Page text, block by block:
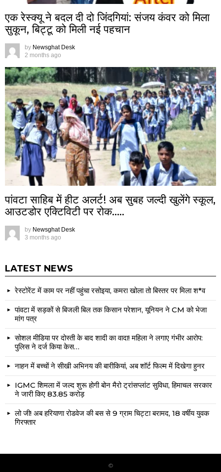
एक रेस्क्यू ने बदल दी दो जिंदगियां: संजय कंवर को मिला
सुकून, बिट्टू को मिली नई पहचान
by Newsghat Desk
2 months ago
पांवटा साहिब में हीट अलर्ट! अब सुबह जल्दी खुलेंगे स्कूल,
आउटडोर एक्टिविटी पर रोक…..
by Newsghat Desk
3 months ago
LATEST NEWS
रेस्टोरेंट में काम पर नहीं पहुंचा रसोइया, कमरा खोला तो बिस्तर पर मिला श*व
पांवटा में सड़कों से बिजली बिल तक किसान परेशान, यूनियन ने CM को भेजा
मांग पत्र
सोशल मीडिया पर दोस्ती के बाद शादी का वादा! महिला ने लगाए गंभीर आरोप:
पुलिस ने दर्ज किया केस…
नाहन में बच्चों ने सीखी अभिनय की बारीकियां, अब शॉर्ट फिल्म में दिखेगा हुनर
IGMC शिमला में जल्द शुरू होगी बोन मैरो ट्रांसप्लांट सुविधा, हिमाचल सरकार
ने जारी किए ₹83.85 करोड़
लो जी! अब हरियाणा रोडवेज की बस से 9 ग्राम चिट्टा बरामद, 18 वर्षीय युवक
गिरफ्तार
©